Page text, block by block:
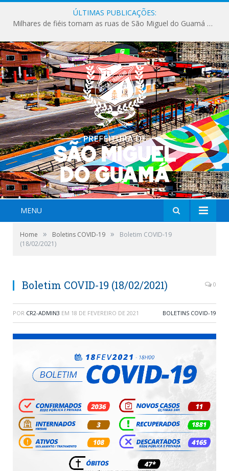
ÚLTIMAS PUBLICAÇÕES:
Milhares de fiéis tomam as ruas de São Miguel do Guamá em uma grande celebração de fé na Marcha para Jesus 2026.
MENU
Home » Boletins COVID-19 »
Boletim COVID-19
(18/02/2021)
Boletim COVID-19 (18/02/2021) 0
POR CR2-ADMIN3 EM 18 DE FEVEREIRO DE 2021 BOLETINS COVID-19